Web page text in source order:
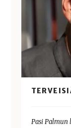
Pasi Palmun